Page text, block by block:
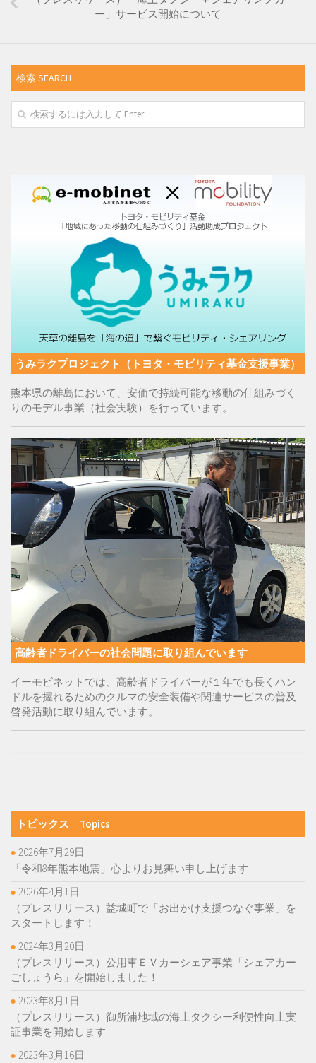
ー」サービス開始について
検索 SEARCH
うみラクプロジェクト（トヨタ・モビリティ基金支援事業）
熊本県の離島において、安価で持続可能な移動の仕組みづく
りのモデル事業（社会実験）を行っています。
高齢者ドライバーの社会問題に取り組んでいます
イーモビネットでは、高齢者ドライバーが１年でも長くハン
ドルを握れるためのクルマの安全装備や関連サービスの普及
啓発活動に取り組んでいます。
トピックス Topics
「令和8年熊本地震」心よりお見舞い申し上げます
2026年7月29日
（プレスリリース）益城町で「お出かけ支援つなぐ事業」を
スタートします！
2026年4月1日
（プレスリリース）公用車ＥＶカーシェア事業「シェアカー
ごしょうら」を開始しました！
2024年3月20日
（プレスリリース）御所浦地域の海上タクシー利便性向上実
証事業を開始します
2023年8月1日
2023年3月16日